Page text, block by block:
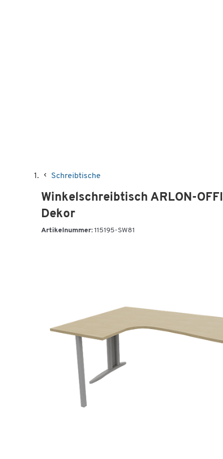
Schreibtische
Winkelschreibtisch ARLON-
Dekor
Artikelnummer: 115195-SW81